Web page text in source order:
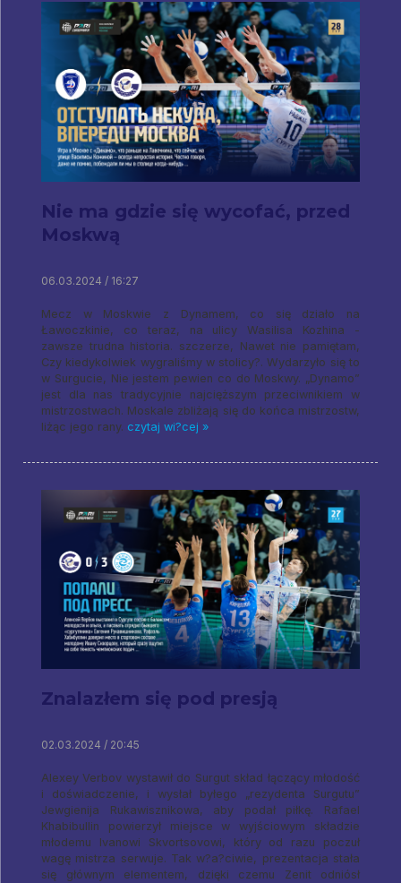
Nie ma gdzie się wycofać, przed
Moskwą
06.03.2024 / 16:27
Mecz w Moskwie z Dynamem, co się działo na
Ławoczkinie, co teraz, na ulicy Wasilisa Kozhina -
zawsze trudna historia. szczerze, Nawet nie pamiętam,
Czy kiedykolwiek wygraliśmy w stolicy?. Wydarzyło się to
w Surgucie, Nie jestem pewien co do Moskwy. „Dynamo”
jest dla nas tradycyjnie najcięższym przeciwnikiem w
mistrzostwach. Moskale zbliżają się do końca mistrzostw,
liżąc jego rany. czytaj wi?cej »
Znalazłem się pod presją
02.03.2024 / 20:45
Alexey Verbov wystawił do Surgut skład łączący młodość
i doświadczenie, i wysłał byłego „rezydenta Surgutu”
Jewgienija Rukawisznikowa, aby podał piłkę. Rafael
Khabibullin powierzył miejsce w wyjściowym składzie
młodemu Ivanowi Skvortsovowi, który od razu poczuł
wagę mistrza serwuje. Tak w?a?ciwie, prezentacja stała
się głównym elementem, dzięki czemu Zenit odniósł